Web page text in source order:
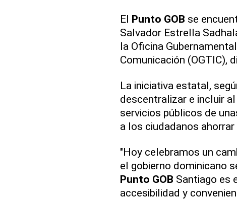
El Punto GOB se
Salvador Estrella
la Oficina
Comunicación (OGTIC),
La iniciativa estatal,
descentralizar e incluir al
servicios públicos de
a los ciudadanos
"Hoy celebramos un
el gobierno dominicano
Punto GOB Santiago es
accesibilidad y